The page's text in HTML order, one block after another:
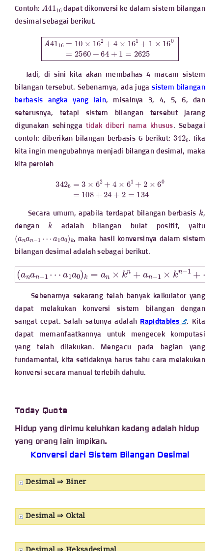
Contoh: A 41 16
dapat dikonversi ke dalam sistem bilangan
desimal sebagai berikut.
16=10×162+4×161+1×160=2560+64+
2625
Jadi, di sini kita akan membahas 4 macam sistem
bilangan tersebut. Sebenarnya, ada jugasistem bilangan
berbasis angka yang lain, misalnya 3, 4, 5, 6, dan
seterusnya, tetapi sistem bilangan tersebut jarang
digunakan sehingga tidak diberi nama khusus. Sebagai
contoh: diberikan bilangan berbasis 6 berikut: 342 . Jika
kita ingin mengubahnya menjadi bilangan desimal, maka
kita peroleh
3 ×6 4 1+ ×6 =108+ 24+
Secara umum, apabila terdapat bilangan berbasis k ,
dengan
k adalah bilangan bulat positif, yaitu
(a
a
, maka hasil konversinya dalam sistem
bilangan desimal adalah sebagai berikut.
(anan−1⋯a1a0)k=an×kn+an−1×kn−1+⋯
+a1×k+a0×k0
Sebenarnya sekarang telah banyak kalkulator yang
dapat melakukan konversi sistem bilangan dengan
sangat cepat. Salah satunya adalah
Rapidtables
. Kita
dapat memanfaatkannya untuk mengecek komputasi
yang telah dilakukan. Mengacu pada bagian yang
fundamental, kita setidaknya harus tahu cara melakukan
konversi secara manual terlebih dahulu.
Today Quote
Hidup yang dirimu keluhkan kadang adalah hidup
yang orang lain impikan.
Konversi dari Sistem Bilangan Desimal
Desimal ⇒ Biner
Desimal ⇒ Oktal